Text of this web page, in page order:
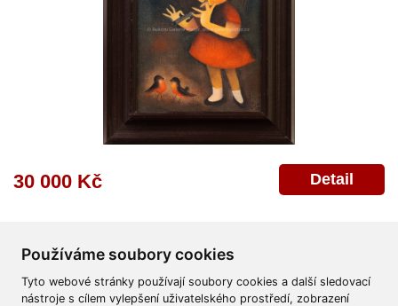
Používáme soubory cookies
Tyto webové stránky používají soubory cookies a další sledovací
nástroje s cílem vylepšení uživatelského prostředí, zobrazení
30 000 Kč Detail